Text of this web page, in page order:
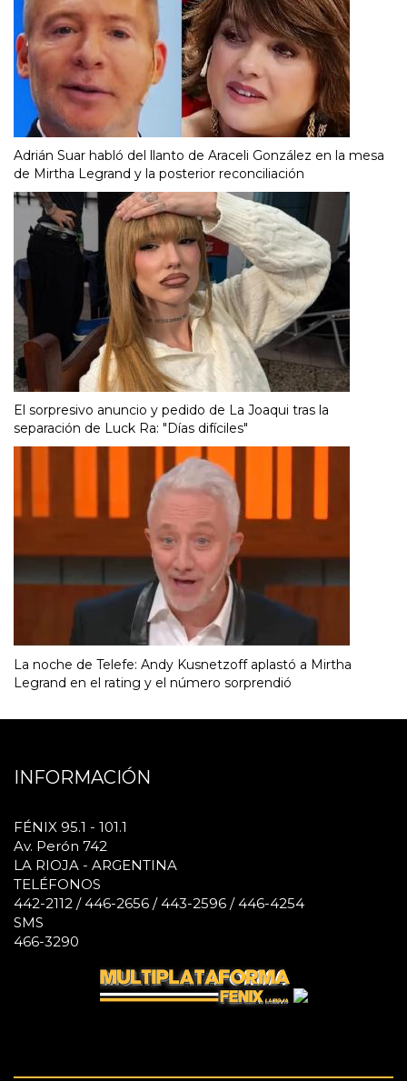
Adrián Suar habló del llanto de Araceli González en la mesa
de Mirtha Legrand y la posterior reconciliación
El sorpresivo anuncio y pedido de La Joaqui tras la
separación de Luck Ra: "Días difíciles"
La noche de Telefe: Andy Kusnetzoff aplastó a Mirtha
Legrand en el rating y el número sorprendió
INFORMACIÓN
FÉNIX 95.1 - 101.1
Av. Perón 742
LA RIOJA - ARGENTINA
TELÉFONOS
442-2112 / 446-2656 / 443-2596 / 446-4254
SMS
466-3290